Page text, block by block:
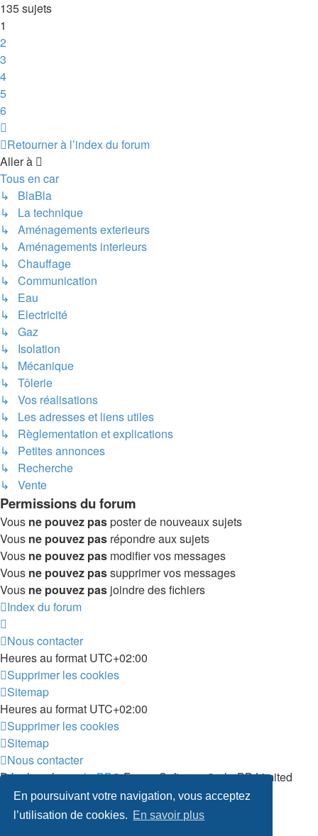
En poursuivant votre navigation, vous acceptez
l’utilisation de cookies. En savoir plus
135 sujets
1
2
3
4
5
6
Retourner à l’index du forum
Aller à
Tous en car
↳ BlaBla
↳ La technique
↳ Aménagements exterieurs
↳ Aménagements interieurs
↳ Chauffage
↳ Communication
↳ Eau
↳ Electricité
↳ Gaz
↳ Isolation
↳ Mécanique
↳ Tôlerie
↳ Vos réalisations
↳ Les adresses et liens utiles
↳ Règlementation et explications
↳ Petites annonces
↳ Recherche
↳ Vente
Permissions du forum
Vous ne pouvez pasposter de nouveaux sujets
Vous ne pouvez pas répondre aux sujets
Vous ne pouvez pas modifier vos messages
Vous ne pouvez passupprimer vos messages
Vous ne pouvez pas joindre des fichiers
Index du forum
Nous contacter
Heures au format UTC+02:00
Supprimer les cookies
Sitemap
Heures au format UTC+02:00
Supprimer les cookies
Sitemap
Nous contacter
Développé parphpBB® Forum Software © phpBB Limited
Traduit parphpBB-fr.com
Confidentialité |Conditions